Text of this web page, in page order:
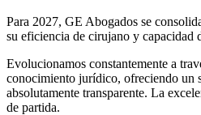
Para 2027, GE Abogados se
su eficiencia de cirujano y capacidad
Evolucionamos constantemente a
conocimiento jurídico, ofreciendo un
absolutamente transparente. La
de partida.